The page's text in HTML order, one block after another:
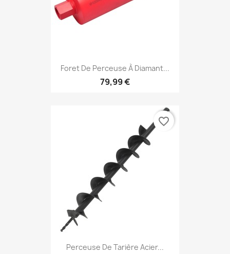
Foret De Perceuse À Diamant...
79,99 €
Perceuse De Tarière Acier...
favorite_border